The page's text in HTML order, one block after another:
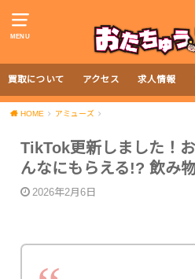
MENU
買取について アクセス 求人情報
HOME アミューズ
TikTok更新しました！
んなにもらえる!? 飲み
2026年2月6日